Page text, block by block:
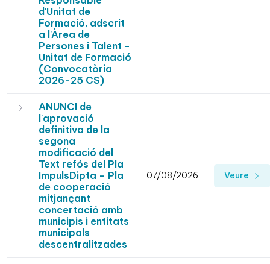
d'Unitat de
Formació, adscrit
a l'Àrea de
Persones i Talent -
Unitat de Formació
(Convocatòria
2026-25 CS)
ANUNCI de
l'aprovació
definitiva de la
segona
modificació del
Text refós del Pla
ImpulsDipta – Pla
de cooperació
mitjançant
concertació amb
municipis i entitats
municipals
descentralitzades
07/08/2026 Veure